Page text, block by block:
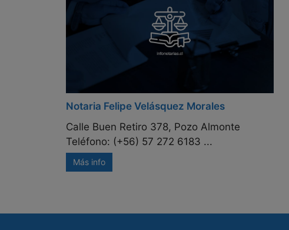
Notaria Felipe Velásquez Morales
Calle Buen Retiro 378, Pozo Almonte
Teléfono: (+56) 57 272 6183 ...
Más info